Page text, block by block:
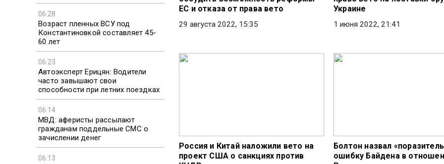
06:28
Возраст пленных ВСУ под
Константиновкой составляет 45-
60 лет
06:23
Автоэксперт Ерицян: Водители
часто завышают свои
способности при летних поездках
06:14
МВД: аферисты рассылают
гражданам поддельные СМС о
зачислении денег
06:13
ЕС и отказа от права вето
29 августа 2022, 15:35
Украине
1 июня 2022, 21:41
Россия и Китай наложили вето на
проект США о санкциях против
Болтон назвал
ошибку Байдена в